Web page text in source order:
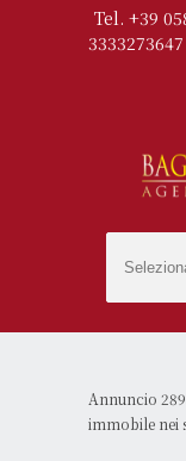
Tel. +39
3333273647
Annuncio
immobile nei